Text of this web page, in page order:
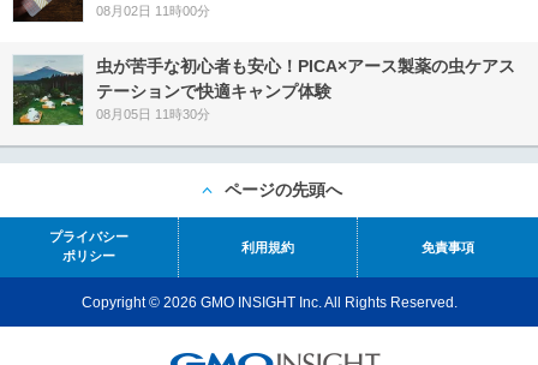
08月02日 11時00分
虫が苦手な初心者も安心！PICA×アース製薬の虫ケアス
テーションで快適キャンプ体験
08月05日 11時30分
ページの先頭へ
プライバシー
ポリシー
利用規約 免責事項
Copyright © 2026 GMO INSIGHT Inc. All Rights Reserved.